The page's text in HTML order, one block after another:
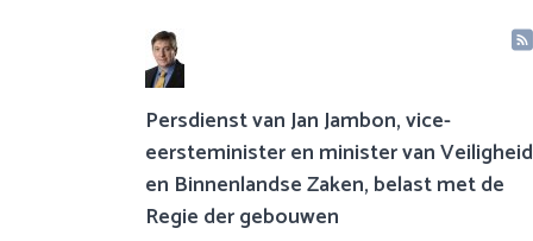
Persdienst van Jan Jambon, vice-
eersteminister en minister van Veiligheid
en Binnenlandse Zaken, belast met de
Regie der gebouwen